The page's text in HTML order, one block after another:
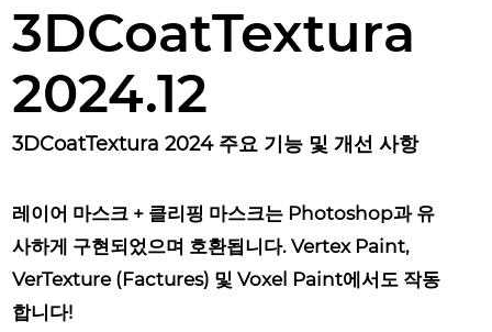
3DCoatTextura
2024.12
3DCoatTextura 2024 주요 기능 및 개선 사항
레이어 마스크 + 클리핑 마스크는 Photoshop과 유
사하게 구현되었으며 호환됩니다. Vertex Paint,
VerTexture (Factures) 및 Voxel Paint에서도 작동
합니다!